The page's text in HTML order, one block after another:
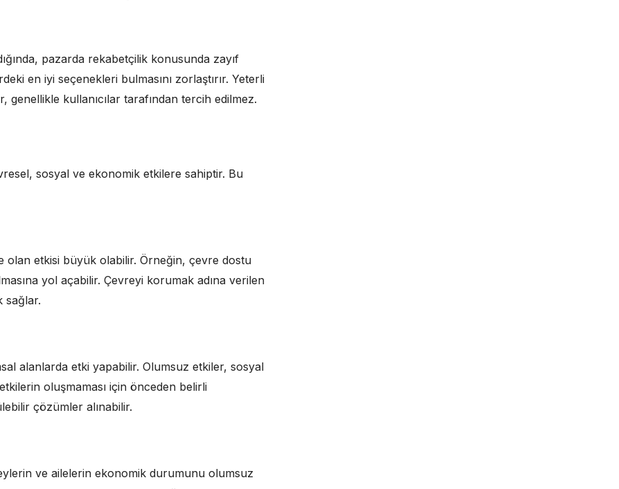
pazarda rekabetçilik konusunda zayıf
en iyi seçenekleri bulmasını zorlaştırır. Yeterli
kullanıcılar tarafından tercih edilmez.
sosyal ve ekonomik etkilere sahiptir. Bu
olan etkisi büyük olabilir. Örneğin, çevre dostu
yol açabilir. Çevreyi korumak adına verilen
sağlar.
alanlarda etki yapabilir. Olumsuz etkiler, sosyal
oluşmaması için önceden belirli
çözümler alınabilir.
ve ailelerin ekonomik durumunu olumsuz